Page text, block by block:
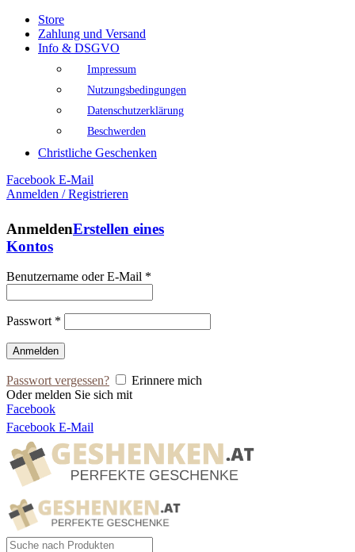
Store
Zahlung und Versand
Info & DSGVO
Impressum
Nutzungsbedingungen
Datenschutzerklärung
Beschwerden
Christliche Geschenken
Facebook E-Mail
Anmelden / Registrieren
AnmeldenErstellen eines
Kontos
Benutzername oder E-Mail *
Passwort *
Anmelden
Passwort vergessen?
Erinnere mich
Oder melden Sie sich mit
Facebook
Facebook E-Mail